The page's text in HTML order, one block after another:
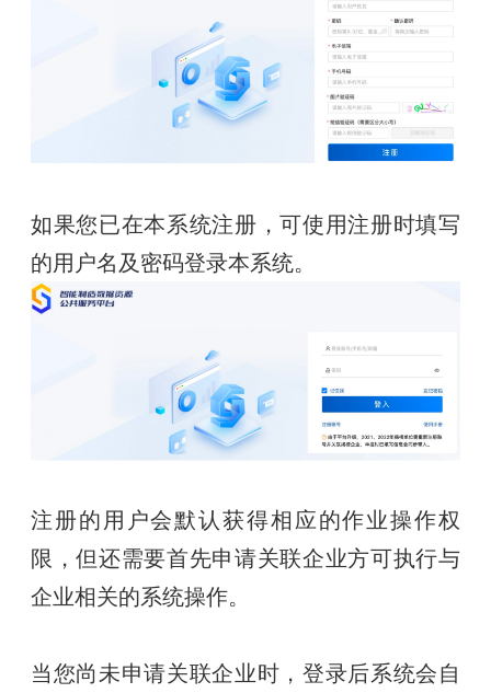
如果您已在本系统注册，可使用注册时填写
的用户名及密码登录本系统。
注册的用户会默认获得相应的作业操作权
限，但还需要首先申请关联企业方可执行与
企业相关的系统操作。
当您尚未申请关联企业时，登录后系统会自